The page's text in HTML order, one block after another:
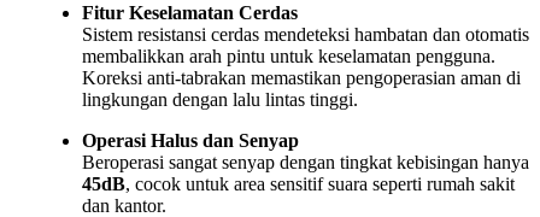
Fitur Keselamatan Cerdas
Sistem resistansi cerdas mendeteksi hambatan dan otomatis
membalikkan arah pintu untuk keselamatan pengguna.
Koreksi anti-tabrakan memastikan pengoperasian aman di
lingkungan dengan lalu lintas tinggi.
Operasi Halus dan Senyap
Beroperasi sangat senyap dengan tingkat kebisingan hanya
45dB, cocok untuk area sensitif suara seperti rumah sakit
dan kantor.